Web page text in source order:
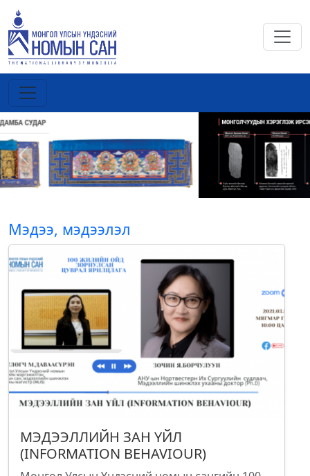
Previous Next
Мэдээ, мэдээлэл
МЭДЭЭЛЛИЙН ЗАН ҮЙЛ
(INFORMATION BEHAVIOUR)